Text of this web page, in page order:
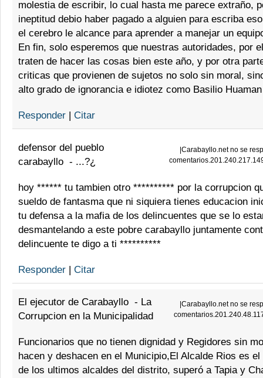
molestia de escribir, lo cual hasta me parece extraño,
ineptitud debio haber pagado a alguien para escriba
el cerebro le alcance para aprender a manejar un
En fin, solo esperemos que nuestras autoridades, por
traten de hacer las cosas bien este año, y por otra
criticas que provienen de sujetos no solo sin moral,
alto grado de ignorancia e idiotez como Basilio Huaman
Responder | Citar
defensor del pueblo
carabayllo - ...?¿
Carabayllo.net no se
hoy ****** tu tambien otro ********** por la corrupcion
sueldo de fantasma que ni siquiera tienes educacion
tu defensa a la mafia de los delincuentes que se lo
desmantelando a este pobre carabayllo juntamente
delincuente te digo a ti **********
Responder | Citar
El ejecutor de Carabayllo - La
Corrupcion en la Municipalidad
Carabayllo.net no se
Funcionarios que no tienen dignidad y Regidores sin
hacen y deshacen en el Municipio,El Alcalde Rios es
de los ultimos alcaldes del distrito, superó a Tapia y